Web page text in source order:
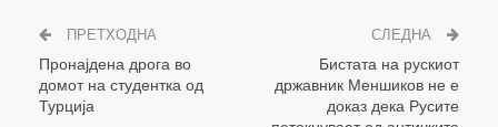
ПРЕТХОДНА
Пронајдена дрога во
домот на студентка од
Турција
СЛЕДНА
Бистата на рускиот
државник Меншиков не е
доказ дека Русите